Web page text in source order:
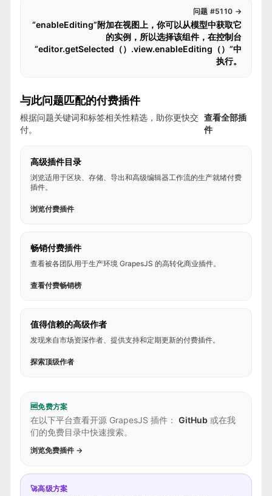
问题 #5110 →
“enableEditing”附加在视图上，你可以从模型中获取它
的实例，所以选择该组件，在控制台
“editor.getSelected（）.view.enableEditing（）”中
执行。
与此问题匹配的付费插件
根据问题关键词和标签相关性精选，助你更快交
付。
查看全部插
件
高级插件目录
浏览适用于区块、存储、导出和高级编辑器工作流的生产就绪付费
插件。
浏览付费插件
畅销付费插件
查看被各团队用于生产环境 GrapesJS 的高转化商业插件。
查看付费畅销榜
值得信赖的高级作者
发现来自市场资深作者、提供支持和定期更新的付费插件。
探索顶级作者
🆓免费方案
在以下平台查看开源 GrapesJS 插件： GitHub 或在我
们的免费目录中快速搜索。
浏览免费插件 →
🚀高级方案